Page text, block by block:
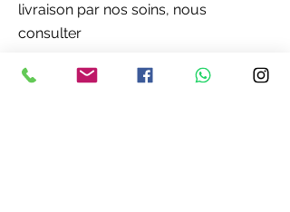
livraison par nos soins, nous
consulter
Dimensions :